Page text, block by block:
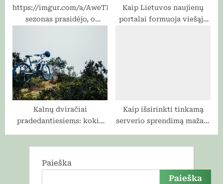
https://imgur.com/a/AweTL5gŠildymo
sezonas prasidėjo, o
Kaip Lietuvos naujienų
portalai formuoja viešąją
Kalnų dviračiai
pradedantiesiems: kokio
Kaip išsirinkti tinkamą
serverio sprendimą mažam
Paieška
Paieška